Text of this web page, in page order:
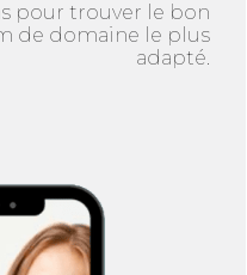
pour trouver le bon
de domaine le plus
adapté.